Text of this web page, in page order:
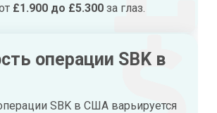
£1.900 до £5.300за глаз.
операции SBK в
SBK в США варьируется